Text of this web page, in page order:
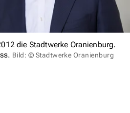
die Stadtwerke Oranienburg.
Bild: © Stadtwerke Oranienburg